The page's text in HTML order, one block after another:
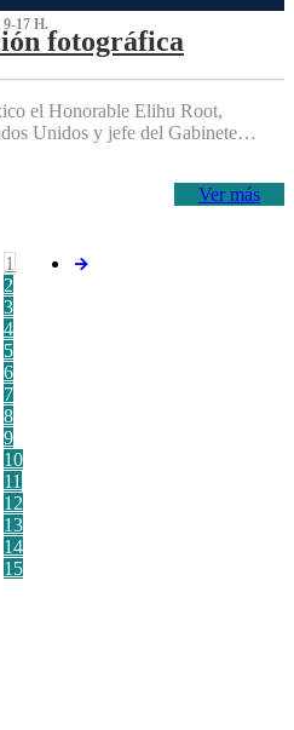
17 H.
fotográfica
el Honorable Elihu Root,
Unidos y jefe del Gabinete…
Ver más
1
2
3
4
5
6
7
8
9
10
11
12
13
14
15